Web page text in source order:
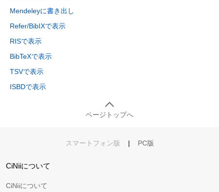
Mendeleyに書き出し
Refer/BibIXで表示
RISで表示
BibTeXで表示
TSVで表示
ISBDで表示
ページトップへ
スマートフォン版 | PC版
CiNiiについて
CiNiiについて